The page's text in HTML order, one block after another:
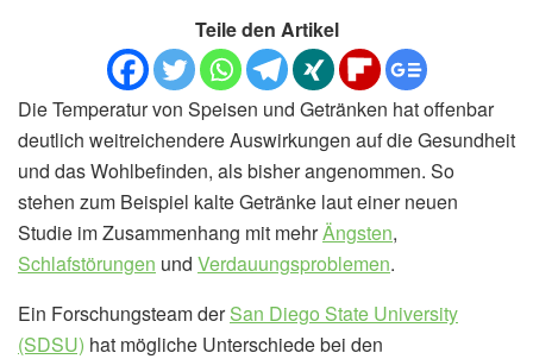
Teile den Artikel
Die Temperatur von Speisen und Getränken hat offenbar
deutlich weitreichendere Auswirkungen auf die Gesundheit
und das Wohlbefinden, als bisher angenommen. So
stehen zum Beispiel kalte Getränke laut einer neuen
Studie im Zusammenhang mit mehrÄngsten,
Schlafstörungen und Verdauungsproblemen.
Ein Forschungsteam derSan Diego State University
(SDSU) hat mögliche Unterschiede bei den